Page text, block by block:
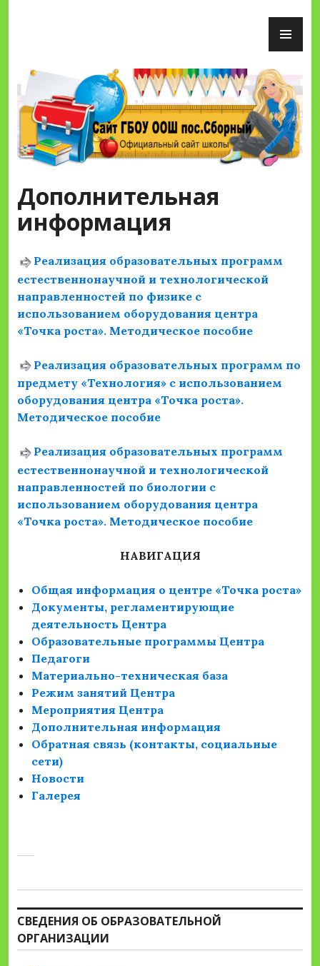
Сайт ГБОУ ООШ пос.Сборный
Дополнительная
информация
Реализация образовательных программ
естественнонаучной и технологической
направленностей по физике с
использованием оборудования центра
«Точка роста». Методическое пособие
Реализация образовательных программ по
предмету «Технология» с использованием
оборудования центра «Точка роста».
Методическое пособие
Реализация образовательных программ
естественнонаучной и технологической
направленностей по биологии с
использованием оборудования центра
«Точка роста». Методическое пособие
НАВИГАЦИЯ
Общая информация о центре «Точка роста»
Документы, регламентирующие
деятельность Центра
Образовательные программы Центра
Педагоги
Материально-техническая база
Режим занятий Центра
Мероприятия Центра
Дополнительная информация
Обратная связь (контакты, социальные
сети)
Новости
Галерея
СВЕДЕНИЯ ОБ ОБРАЗОВАТЕЛЬНОЙ
ОРГАНИЗАЦИИ